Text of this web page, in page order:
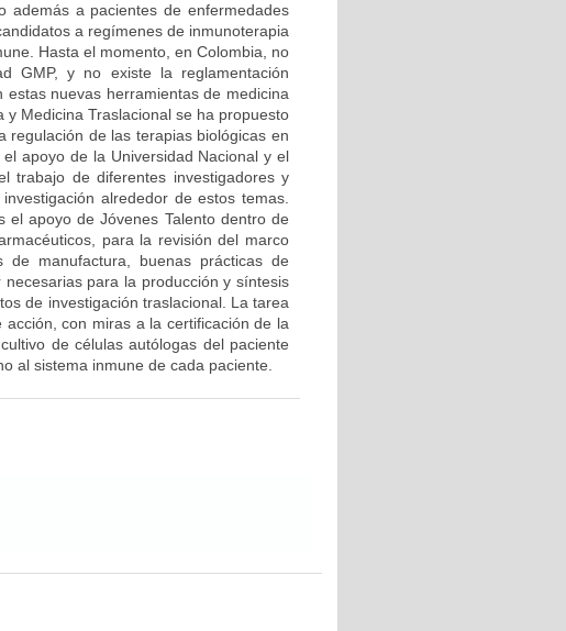
además a pacientes de enfermedades
a regímenes de inmunoterapia
Hasta el momento, en Colombia, no
GMP, y no existe la reglamentación
nuevas herramientas de medicina
Medicina Traslacional se ha propuesto
regulación de las terapias biológicas en
apoyo de la Universidad Nacional y el
trabajo de diferentes investigadores y
alrededor de estos temas.
apoyo de Jóvenes Talento dentro de
para la revisión del marco
manufactura, buenas prácticas de
para la producción y síntesis
de investigación traslacional. La tarea
con miras a la certificación de la
de células autólogas del paciente
al sistema inmune de cada paciente.